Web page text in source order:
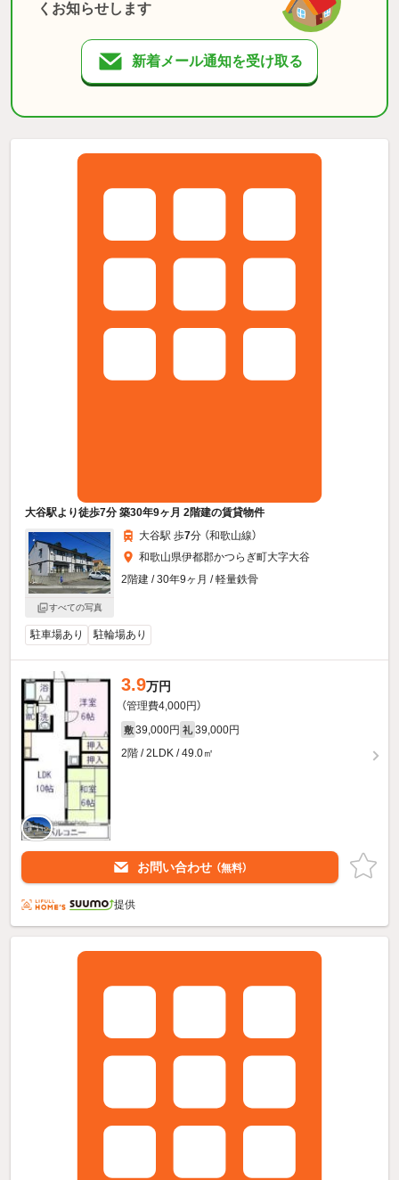
くお知らせします
新着メール通知を受け取る
大谷駅より徒歩7分 築30年9ヶ月 2階建の賃貸物件
すべての写真
大谷駅 歩7分 （和歌山線）
和歌山県伊都郡かつらぎ町大字大谷
2階建 / 30年9ヶ月 / 軽量鉄骨
駐車場あり 駐輪場あり
3.9万円
（管理費4,000円）
敷 39,000円 礼 39,000円
2階 / 2LDK / 49.0㎡
お問い合わせ （無料）
提供